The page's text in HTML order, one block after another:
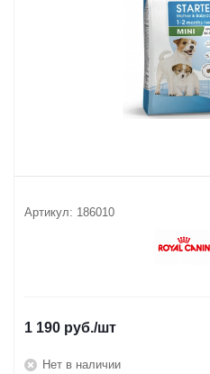
Артикул: 186010
1 190 руб./шт
Нет в наличии